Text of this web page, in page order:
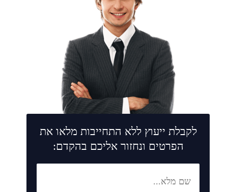
לקבלת ייעוץ ללא התחייבות מלאו את
הפרטים ונחזור אליכם בהקדם: